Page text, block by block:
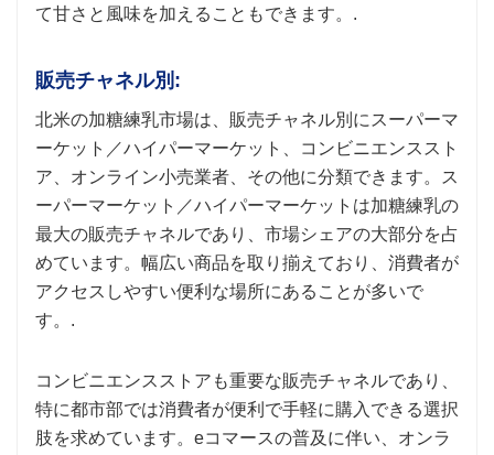
て甘さと風味を加えることもできます。.
販売チャネル別:
北米の加糖練乳市場は、販売チャネル別にスーパーマ
ーケット／ハイパーマーケット、コンビニエンススト
ア、オンライン小売業者、その他に分類できます。ス
ーパーマーケット／ハイパーマーケットは加糖練乳の
最大の販売チャネルであり、市場シェアの大部分を占
めています。幅広い商品を取り揃えており、消費者が
アクセスしやすい便利な場所にあることが多いで
す。.
コンビニエンスストアも重要な販売チャネルであり、
特に都市部では消費者が便利で手軽に購入できる選択
肢を求めています。eコマースの普及に伴い、オンラ